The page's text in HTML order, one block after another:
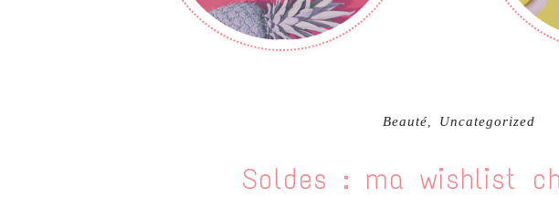
Beauté Uncategorized
Soldes : ma wishlist